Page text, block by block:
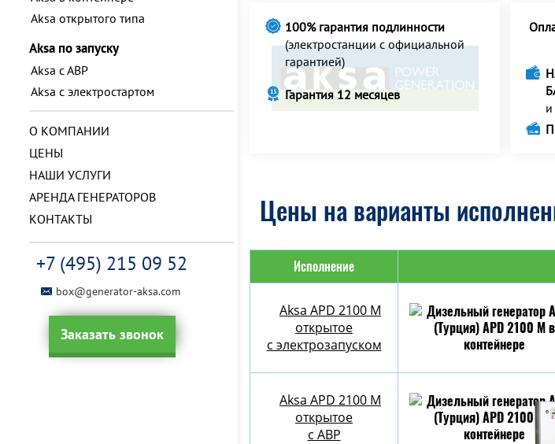
Aksa открытого типа
Aksa по запуску
Aksa с АВР
Aksa с электростартом
О КОМПАНИИ
ЦЕНЫ
НАШИ УСЛУГИ
АРЕНДА ГЕНЕРАТОРОВ
КОНТАКТЫ
+7 (495) 215 09 52
box@generator-aksa.com
Заказать звонок
100% гарантия подлинности
(электростанции с официальной
гарантией)
Гарантия 12 месяцев
Цены на варианты
Исполнение
Aksa APD 2100 M
открытое
с электрозапуском
Aksa APD 2100 M
открытое
с АВР